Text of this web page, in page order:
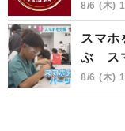
8/6 (木)
スマホ
ぶ ス
8/6 (木)